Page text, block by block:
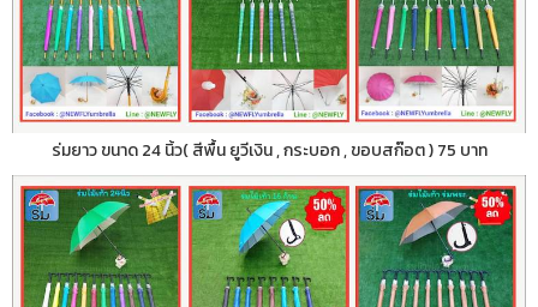
ร่มยาว ขนาด 24 นิ้ว( สีพื้น ยูวีเงิน , กระบอก , ขอบสก๊อต ) 75 บาท